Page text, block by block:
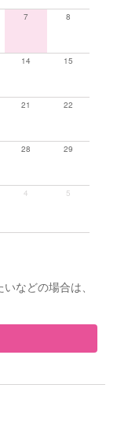
7 8
14 15
21 22
28 29
4 5
などの場合は、